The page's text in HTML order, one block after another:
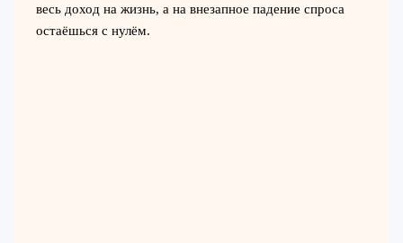
весь доход на жизнь, а на внезапное падение спроса
остаёшься с нулём.